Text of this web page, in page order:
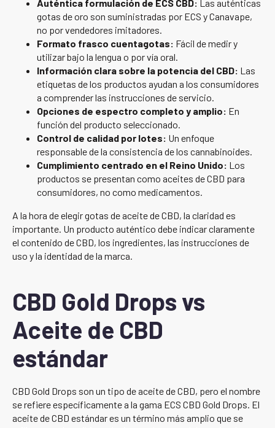
Auténtica formulación de ECS CBD: Las auténticas
gotas de oro son suministradas por ECS y Canavape,
no por vendedores imitadores.
Formato frasco cuentagotas: Fácil de medir y
utilizar bajo la lengua o por vía oral.
Información clara sobre la potencia del CBD: Las
etiquetas de los productos ayudan a los consumidores
a comprender las instrucciones de servicio.
Opciones de espectro completo y amplio: En
función del producto seleccionado.
Control de calidad por lotes: Un enfoque
responsable de la consistencia de los cannabinoides.
Cumplimiento centrado en el Reino Unido: Los
productos se presentan como aceites de CBD para
consumidores, no como medicamentos.
A la hora de elegir gotas de aceite de CBD, la claridad es
importante. Un producto auténtico debe indicar claramente
el contenido de CBD, los ingredientes, las instrucciones de
uso y la identidad de la marca.
CBD Gold Drops vs
Aceite de CBD
estándar
CBD Gold Drops son un tipo de aceite de CBD, pero el nombre
se refiere específicamente a la gama ECS CBD Gold Drops. El
aceite de CBD estándar es un término más amplio que se